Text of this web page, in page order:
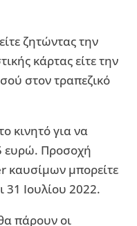
ζητώντας την
κάρτας είτε την
στον τραπεζικό
κινητό για να
ευρώ. Προσοχή
καυσίμων μπορείτε
31 Ιουλίου 2022.
πάρουν οι